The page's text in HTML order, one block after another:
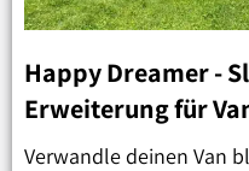
Happy Dreamer -
Erweiterung für
Verwandle deinen Van